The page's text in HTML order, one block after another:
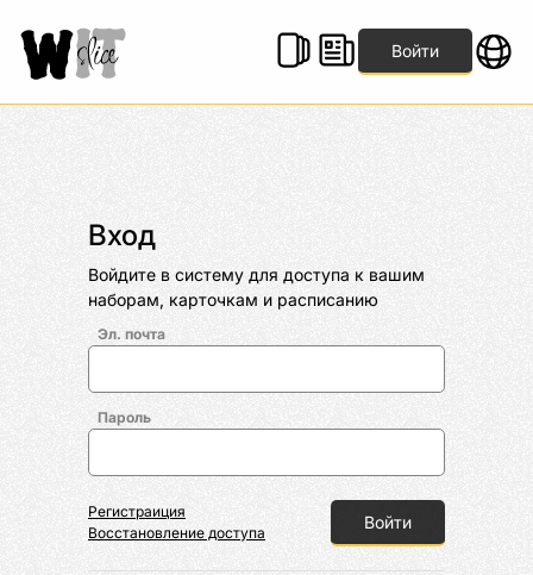
Войти
Вход
Войдите в систему для доступа к вашим
наборам, карточкам и расписанию
Эл. почта
Пароль
Регистраиция
Восстановление доступа
Войти